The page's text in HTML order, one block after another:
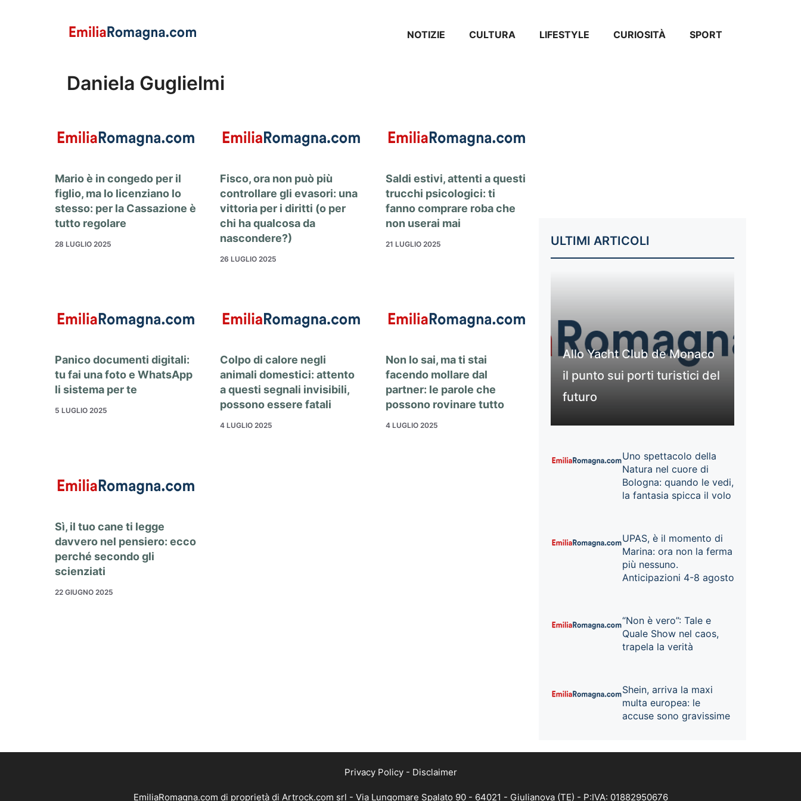
NOTIZIE CULTURA LIFESTYLE CURIOSITÀ SPORT
Daniela Guglielmi
Mario è in congedo per il
figlio, ma lo licenziano lo
stesso: per la Cassazione è
tutto regolare
28 LUGLIO 2025
Fisco, ora non può più
controllare gli evasori: una
vittoria per i diritti (o per
chi ha qualcosa da
nascondere?)
26 LUGLIO 2025
Saldi estivi, attenti a questi
trucchi psicologici: ti
fanno comprare roba che
non userai mai
21 LUGLIO 2025
Panico documenti digitali:
tu fai una foto e WhatsApp
li sistema per te
5 LUGLIO 2025
Colpo di calore negli
animali domestici: attento
a questi segnali invisibili,
possono essere fatali
4 LUGLIO 2025
Non lo sai, ma ti stai
facendo mollare dal
partner: le parole che
possono rovinare tutto
4 LUGLIO 2025
Sì, il tuo cane ti legge
davvero nel pensiero: ecco
perché secondo gli
scienziati
22 GIUGNO 2025
ULTIMI ARTICOLI
Allo Yacht Club de Monaco
il punto sui porti turistici del
futuro
Uno spettacolo della
Natura nel cuore di
Bologna: quando le vedi,
la fantasia spicca il volo
UPAS, è il momento di
Marina: ora non la ferma
più nessuno.
Anticipazioni 4-8 agosto
“Non è vero”: Tale e
Quale Show nel caos,
trapela la verità
Shein, arriva la maxi
multa europea: le
accuse sono gravissime
Privacy Policy- Disclaimer
EmiliaRomagna.com di proprietà di Artrock.com srl - Via Lungomare Spalato 90 - 64021 - Giulianova (TE) - P:IVA: 01882950676